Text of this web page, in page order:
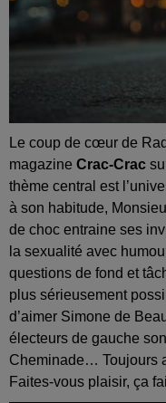
Le coup de cœur de
magazine Crac-Crac
thème central est
à son habitude,
de choc entraine ses
la sexualité avec
questions de fond et
plus sérieusement
d’aimer Simone de
électeurs de gauche
Cheminade… Toujours
Faites-vous plaisir, ça